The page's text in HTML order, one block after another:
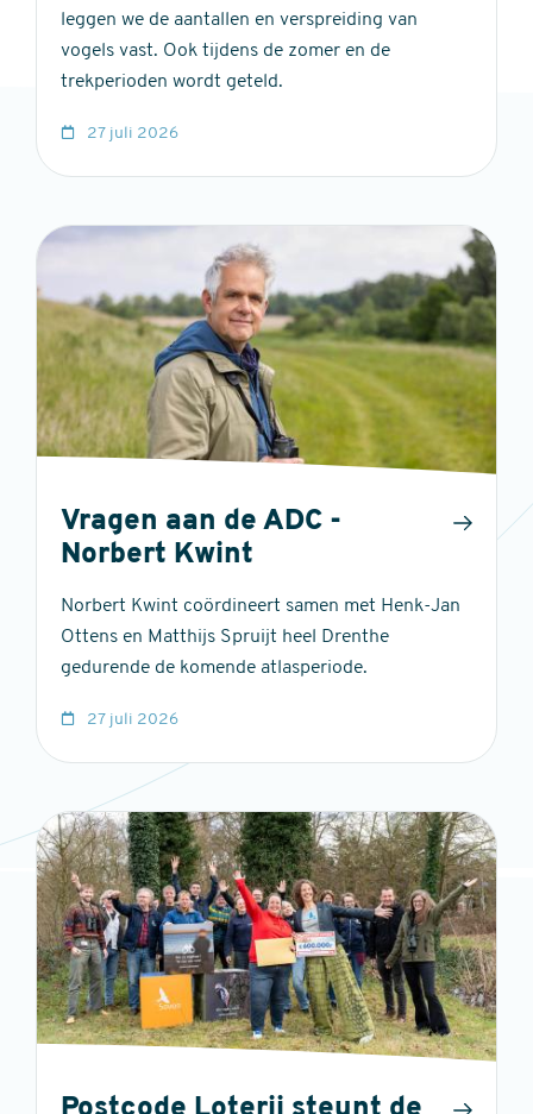
leggen we de aantallen en verspreiding van
vogels vast. Ook tijdens de zomer en de
trekperioden wordt geteld.
27 juli 2026
Vragen aan de ADC -
Norbert Kwint
Norbert Kwint coördineert samen met Henk-Jan
Ottens en Matthijs Spruijt heel Drenthe
gedurende de komende atlasperiode.
27 juli 2026